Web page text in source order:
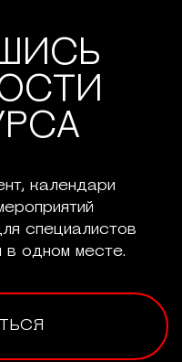
календари
специалистов
в одном месте.